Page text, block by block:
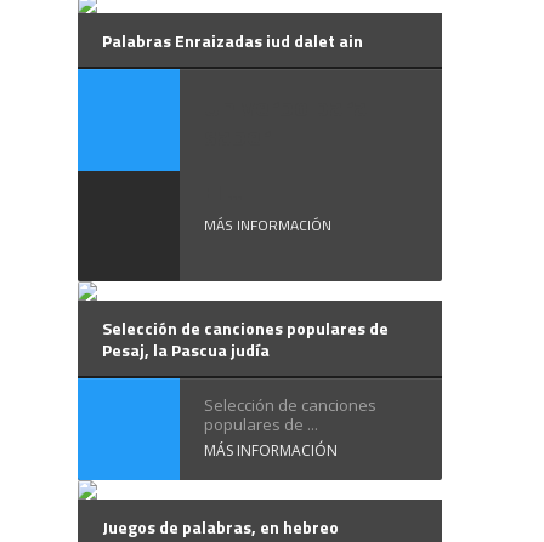
Palabras Enraizadas iud dalet ain
MÁS INFORMACIÓN
Selección de canciones populares de
Pesaj, la Pascua judía
Selección de canciones
populares de ...
MÁS INFORMACIÓN
Juegos de palabras, en hebreo